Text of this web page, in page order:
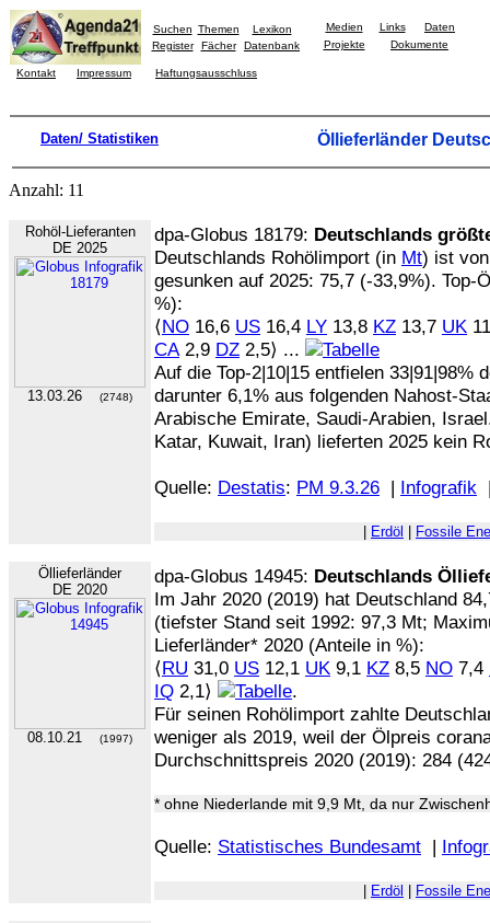
Suchen Themen
Lexikon
Register
Fächer Datenbank
Medien Links
Daten
Projekte
Dokumente
Kontakt Impressum Haftungsausschluss
Daten/ Statistiken Öllieferländer
Anzahl: 11
Rohöl-Lieferanten
DE 2025
13.03.26 (2748)
dpa-Globus 18179: Deutschlands
Deutschlands Rohölimport (in Mt) ist
gesunken auf 2025: 75,7 (-33,9%). Top-
%):
⟨NO 16,6 US 16,4 LY 13,8 KZ 13,7 UK
CA2,9 DZ 2,5⟩ ...
Auf die Top-2|10|15 entfielen 33|91|98%
darunter 6,1% aus folgenden Nahost-
Arabische Emirate, Saudi-Arabien,
Katar, Kuwait, Iran) lieferten 2025 kein
Quelle: Destatis: PM 9.3.26 | Infografik
Erdöl Fossile
Öllieferländer
DE 2020
08.10.21 (1997)
dpa-Globus 14945: Deutschlands
Im Jahr 2020 (2019) hat Deutschland
(tiefster Stand seit 1992: 97,3 Mt;
Lieferländer* 2020 (Anteile in %):
⟨RU 31,0 US 12,1 UK 9,1 KZ 8,5 NO 7,4
IQ 2,1⟩
.
Für seinen Rohölimport zahlte
weniger als 2019, weil der Ölpreis
Durchschnittspreis 2020 (2019): 284
* ohne Niederlande mit 9,9 Mt, da nur
Quelle: Statistisches Bundesamt |
Erdöl Fossile